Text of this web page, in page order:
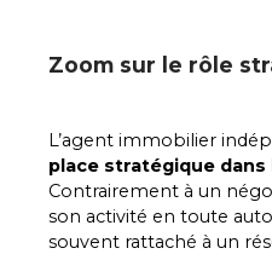
Zoom sur le rôle
L’agent immobilier
place stratégique dans
Contrairement à un
son activité en toute
souvent rattaché à un